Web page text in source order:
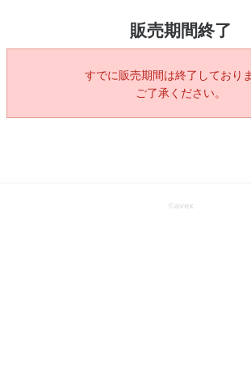
販売期間終了
すでに販売期間は終了しておりま
ご了承ください。
© avex